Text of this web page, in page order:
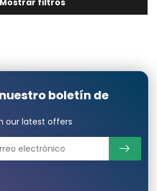
Mostrar filtros
boletín de
our latest offers